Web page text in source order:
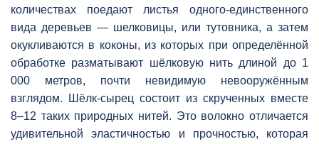
количествах поедают листья одного-единственного
вида деревьев — шелковицы, или тутовника, а затем
окукливаются в коконы, из которых при определённой
обработке разматывают шёлковую нить длиной до 1
000 метров, почти невидимую невооружённым
взглядом. Шёлк-сырец состоит из скрученных вместе
8–12 таких природных нитей. Это волокно отличается
удивительной эластичностью и прочностью, которая